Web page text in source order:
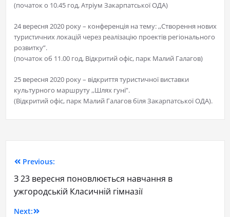
(початок о 10.45 год, Атріум Закарпатської ОДА)
24 вересня 2020 року – конференція на тему: ,,Створення нових
туристичних локацій через реалізацію проектів регіонального
розвитку”.
(початок об 11.00 год, Відкритий офіс, парк Малий Галагов)
25 вересня 2020 року – відкриття туристичної виставки
культурного маршруту ,,Шлях гуні”.
(Відкритий офіс, парк Малий Галагов біля Закарпатської ОДА).
Previous:
З 23 вересня поновлюється навчання в
ужгородській Класичній гімназії
Next: